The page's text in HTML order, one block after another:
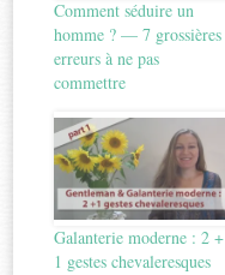
Comment séduire un
homme ? — 7 grossières
erreurs à ne pas
commettre
Galanterie moderne : 2 +
1 gestes chevaleresques